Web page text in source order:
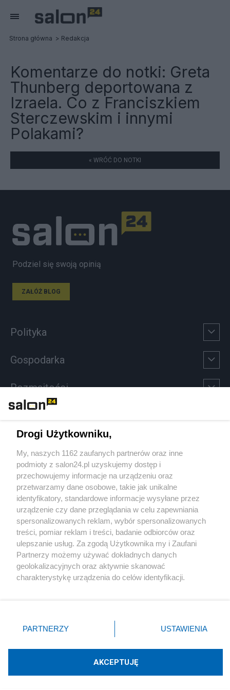
Strona główna Redakcja
Komentarze do notki: Greta
Thunberg deportowana z
Izraela. Co z Franciszkiem
Sterczewskim i innymi
Polakami?
« WRÓĆ DO NOTKI
Podziel się swoją opinią
ZAŁÓŻ BLOG
Polityka
Gospodarka
Rozmaitości
Sport
Społeczeństwo
Kultura
X Facebook Instagram Youtube
Technologię dostarcza:W3media.pl
Drogi Użytkowniku,
My, naszych 1162 zaufanych partnerów oraz inne
podmioty z salon24.pl uzyskujemy dostęp i
przechowujemy informacje na urządzeniu oraz
przetwarzamy dane osobowe, takie jak unikalne
identyfikatory, standardowe informacje wysyłane przez
urządzenie czy dane przeglądania w celu zapewniania
spersonalizowanych reklam, wybór spersonalizowanych
treści, pomiar reklam i treści, badanie odbiorców oraz
ulepszanie usług. Za zgodą Użytkownika my i Zaufani
Partnerzy możemy używać dokładnych danych
geolokalizacyjnych oraz aktywnie skanować
charakterystykę urządzenia do celów identyfikacji.
zmienić/wycofać klikając przycisk ustawień prywatności
znajdujący się w lewym dolnym rogu strony
rodzaje przetwarzania danych nie wymagają zgody
użytkownika, ale masz prawo sprzeciwić się takiemu
PARTNERZY USTAWIENIA
AKCEPTUJĘ